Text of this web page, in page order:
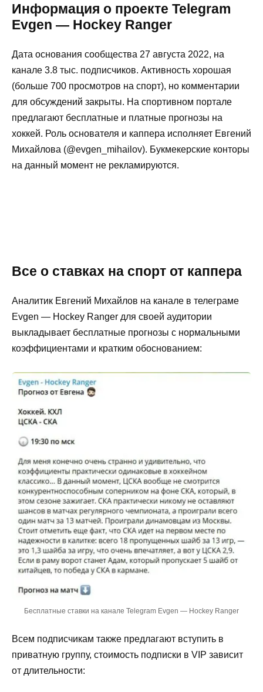
Информация о проекте Telegram
Evgen — Hockey Ranger
Дата основания сообщества 27 августа 2022, на
канале 3.8 тыс. подписчиков. Активность хорошая
(больше 700 просмотров на спорт), но комментарии
для обсуждений закрыты. На спортивном портале
предлагают бесплатные и платные прогнозы на
хоккей. Роль основателя и каппера исполняет Евгений
Михайлова (@evgen_mihailov). Букмекерские конторы
на данный момент не рекламируются.
Все о ставках на спорт от каппера
Аналитик Евгений Михайлов на канале в телеграме
Evgen — Hockey Ranger для своей аудитории
выкладывает бесплатные прогнозы с нормальными
коэффициентами и кратким обоснованием:
Бесплатные ставки на канале Telegram Evgen — Hockey Ranger
Всем подписчикам также предлагают вступить в
приватную группу, стоимость подписки в VIP зависит
от длительности: